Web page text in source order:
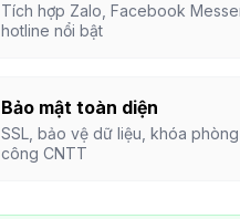
Tích hợp Zalo, Facebook
hotline nổi bật
Bảo mật toàn diện
SSL, bảo vệ dữ liệu, khóa
công CNTT